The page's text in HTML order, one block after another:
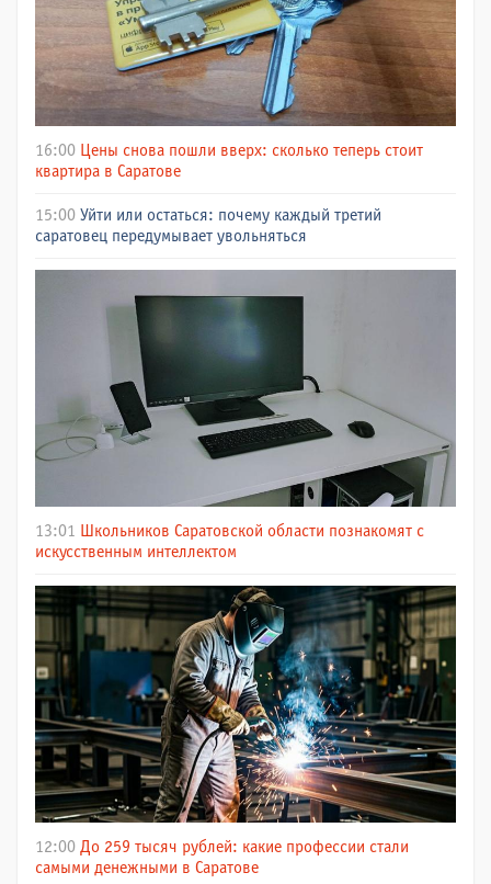
16:00 Цены снова пошли вверх: сколько теперь стоит
квартира в Саратове
15:00 Уйти или остаться: почему каждый третий
саратовец передумывает увольняться
13:01
Школьников Саратовской области познакомят с
искусственным интеллектом
12:00 До 259 тысяч рублей: какие профессии стали
самыми денежными в Саратове